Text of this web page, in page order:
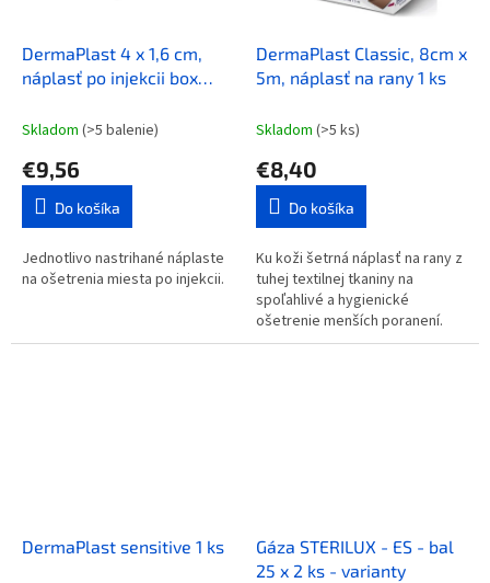
DermaPlast 4 x 1,6 cm,
náplasť po injekcii box
Skladom (>5 balenie)
€9,56
Do košíka
Jednotlivo nastrihané náplaste
na ošetrenia miesta po injekcii.
DermaPlast Classic, 8cm x
5m, náplasť na rany 1 ks
Skladom (>5 ks)
€8,40
Do košíka
Ku koži šetrná náplasť na rany z
tuhej textilnej tkaniny na
spoľahlivé a hygienické
ošetrenie menších poranení.
DermaPlast sensitive 1 ks
Gáza STERILUX - ES - bal
25 x 2 ks - varianty